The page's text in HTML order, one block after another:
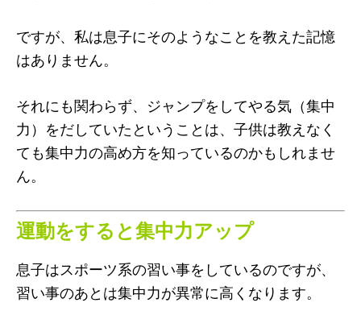
ですが、私は息子にそのようなことを教えた記憶
はありません。
それにも関わらず、ジャンプをしてやる気（集中
力）をだしていたということは、子供は教えなく
ても集中力の高め方を知っているのかもしれませ
ん。
運動をすると集中力アップ
息子はスポーツ系の習い事をしているのですが、
習い事のあとは集中力が異常に高くなります。